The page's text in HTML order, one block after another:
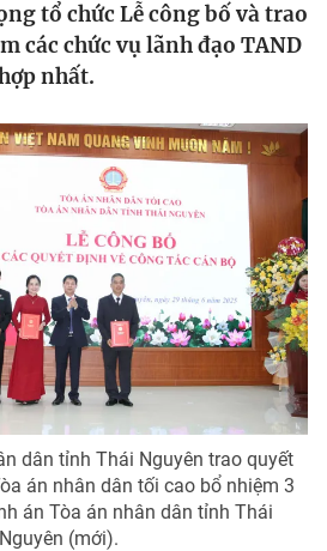
tổ chức Lễ công bố và trao
các chức vụ lãnh đạo TAND
nhất.
dân tỉnh Thái Nguyên trao quyết
án nhân dân tối cao bổ nhiệm 3
án Tòa án nhân dân tỉnh Thái
Nguyên (mới).